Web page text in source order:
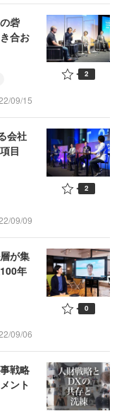
の砦
合お
09/15
2
会社
目
09/09
2
が集
年
09/06
0
戦略
ント